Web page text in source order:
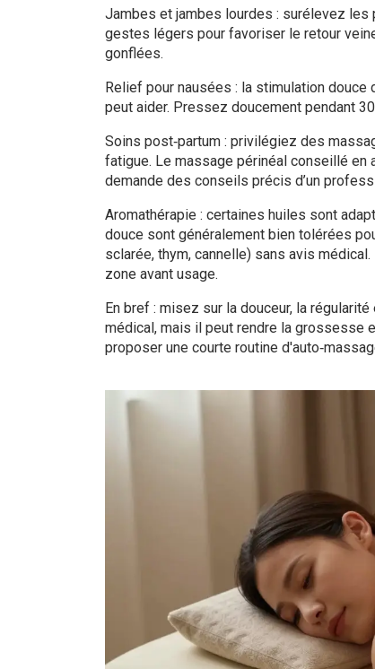
Jambes et jambes lourdes : surélevez
gestes légers pour favoriser le retour
gonflées.
Relief pour nausées : la stimulation
peut aider. Pressez doucement pendant
Soins post‑partum : privilégiez des
fatigue. Le massage périnéal conseillé en
demande des conseils précis d’un
Aromathérapie : certaines huiles sont
douce sont généralement bien tolérées
sclarée, thym, cannelle) sans avis
zone avant usage.
En bref : misez sur la douceur, la
médical, mais il peut rendre la grossesse
proposer une courte routine